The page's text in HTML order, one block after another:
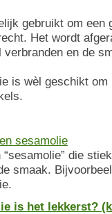
gebruikt om een
Het wordt
en de
is wèl geschikt om
sesamolie
die
smaak.
is het lekkerst?